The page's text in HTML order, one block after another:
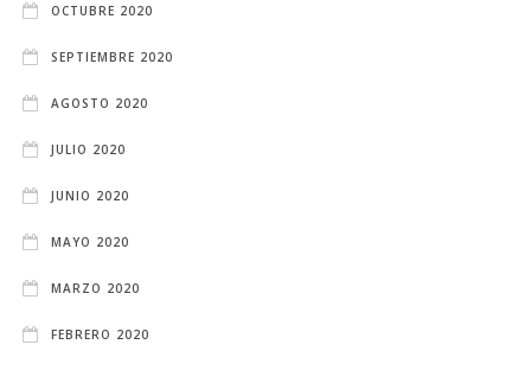
OCTUBRE 2020
SEPTIEMBRE 2020
AGOSTO 2020
JULIO 2020
JUNIO 2020
MAYO 2020
MARZO 2020
FEBRERO 2020